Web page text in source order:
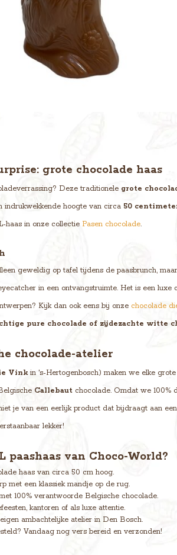
grote chocolade haas
Deze traditionele grote
indrukwekkende hoogte van circa 50
haas in onze collectie Pasen chocolade.
geweldig op tafel tijdens de paasbrunch,
in een ontvangstruimte. Het is een luxe
Kijk dan ook eens bij onze chocolade
pure chocolade of zijdezachte witte
chocolade-atelier
Vinkin 's-Hertogenbosch) maken we elke
Callebaut chocolade. Omdat we 100%
je van een eerlijk product dat bijdraagt aan
lekker!
paashaas van Choco-World?
haas van circa 50 cm hoog.
met een klassiek mandje op de rug.
100% verantwoorde Belgische chocolade.
kantoren of als luxe attentie.
ambachtelijke atelier in Den Bosch.
Vandaag nog vers bereid en verzonden!